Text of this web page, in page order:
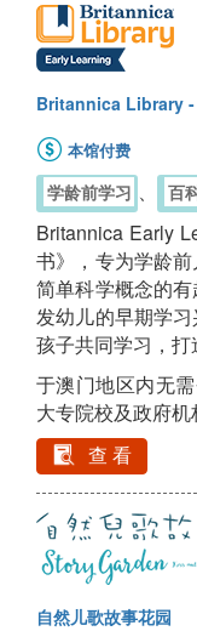
Britannica Library
本馆付费
学龄前学习 、 百
Britannica Early
书》，专为学龄
简单科学概念的
发幼儿的早期学
孩子共同学习，打
于澳门地区内无
大专院校及政府机
查 看
自然儿歌故事花园